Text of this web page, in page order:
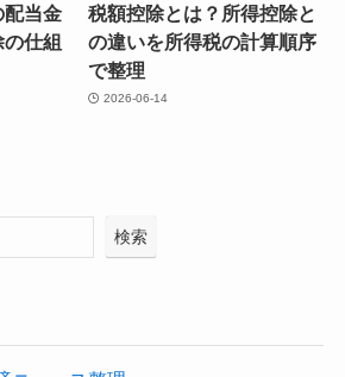
配当金
仕組
税額控除とは？所得控除と
の違いを所得税の計算順序
で整理
2026-06-14
検索